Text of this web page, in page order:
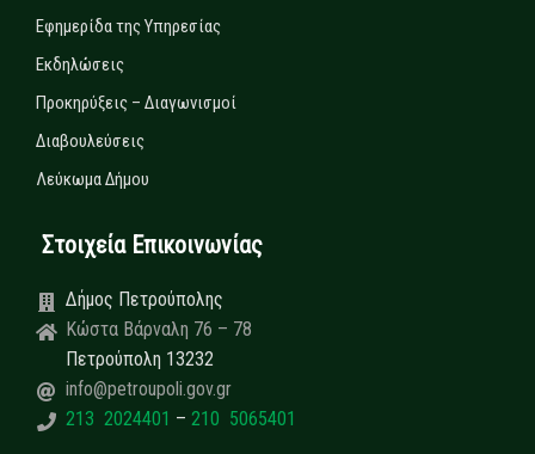
Εφημερίδα της Υπηρεσίας
Εκδηλώσεις
Προκηρύξεις – Διαγωνισμοί
Διαβουλεύσεις
Λεύκωμα Δήμου
Στοιχεία Επικοινωνίας
Δήμος Πετρούπολης
Κώστα Βάρναλη 76 – 78
Πετρούπολη 13232
info@petroupoli.gov.gr
213 2024401 – 210 5065401